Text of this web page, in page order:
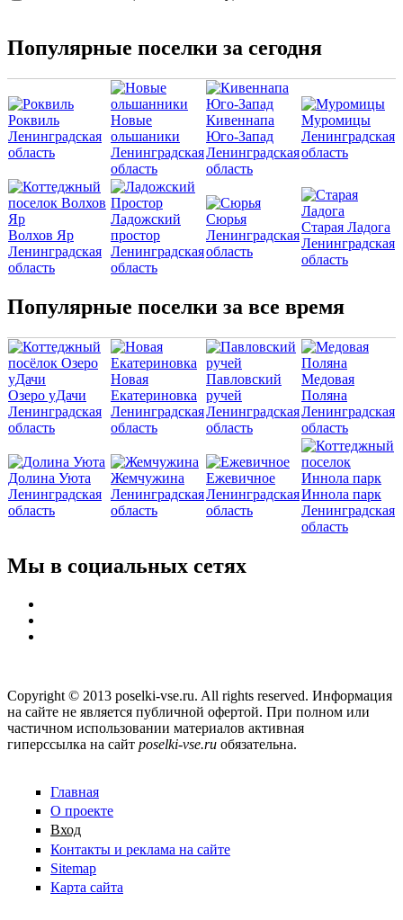
Популярные поселки за сегодня
Роквиль
Ленинградская
область
Новые
ольшаники
Ленинградская
область
Кивеннапа
Юго-Запад
Ленинградская
область
Муромицы
Ленинградская
область
Волхов Яр
Ленинградская
область
Ладожский
простор
Ленинградская
область
Сюрья
Ленинградская
область
Старая Ладога
Ленинградская
область
Популярные поселки за все время
Озеро уДачи
Ленинградская
область
Новая
Екатериновка
Ленинградская
область
Павловский
ручей
Ленинградская
область
Медовая
Поляна
Ленинградская
область
Долина Уюта
Ленинградская
область
Жемчужина
Ленинградская
область
Ежевичное
Ленинградская
область
Иннола парк
Ленинградская
область
Мы в социальных сетях
Copyright © 2013 poselki-vse.ru. All rights reserved. Информация
на сайте не является публичной офертой. При полном или
частичном использовании материалов активная
гиперссылка на сайт poselki-vse.ru​ обязательна.
Главная
О проекте
Вход
Контакты и реклама на сайте
Sitemap
Карта сайта